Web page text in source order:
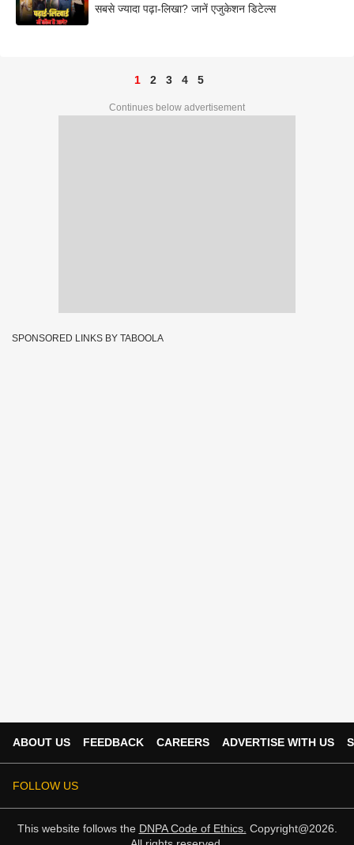
सबसे ज्यादा पढ़ा-लिखा? जानें एजुकेशन डिटेल्स
1 2 3 4 5
Continues below advertisement
SPONSORED LINKS BY TABOOLA
ABOUT US FEEDBACK CAREERS ADVERTISE WITH US
FOLLOW US
This website follows the DNPA Code of Ethics. Copyright@2026.